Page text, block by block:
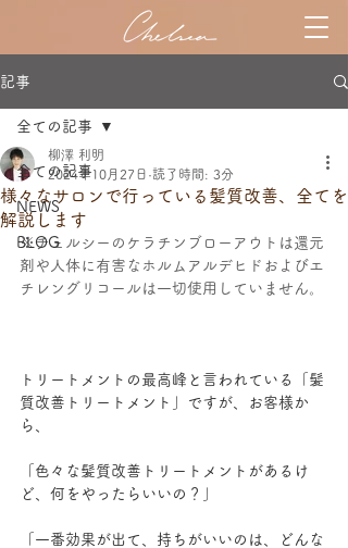
記事
全ての記事
NEWS
BLOG
全ての記事
様々なサロンで行っている髪質改善、全てを
解説します
柳澤 利明
2024年10月27日 読了時間: 3分
※チェルシーのケラチンブローアウトは還元
剤や人体に有害なホルムアルデヒドおよびエ
チレングリコールは一切使用していません。
トリートメントの最高峰と言われている「髪
質改善トリートメント」ですが、お客様か
ら、
「色々な髪質改善トリートメントがあるけ
ど、何をやったらいいの？」
「一番効果が出て、持ちがいいのは、どんな